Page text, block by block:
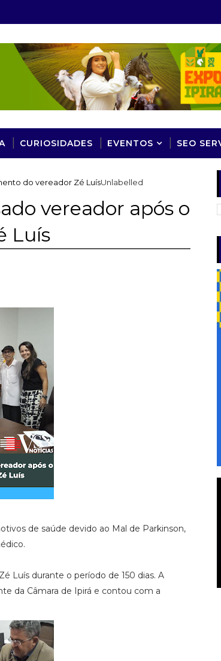
CURIOSIDADES EVENTOS SEO
Unlabelled
do vereador Zé Luís
vereador após o
Luís
de saúde devido ao Mal de Parkinson,
Luís durante o período de 150 dias. A
da Câmara de Ipirá e contou com a